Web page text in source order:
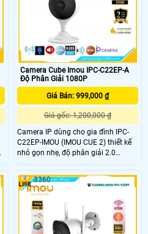
góc nhìn 97°(H), 52°(V), 114°(D), tích
hợp míc với chuẩn âm thanh G.
Camera Cube Imou IPC-C22EP-A
Độ Phân Giải 1080P
Giá Bán: 999,000 ₫
Giá gốc: 1,200,000 ₫
Camera IP dùng cho gia đình IPC-
C22EP-IMOU (IMOU CUE 2) thiết kế
nhỏ gọn nhẹ, độ phân giải 2.0
megapixel. Tầm quan sát xa 10m
với công nghệ hồng ngoại thông
minh cùng các tính năng thông
minh khác, làm tăng khả năng quan
3360